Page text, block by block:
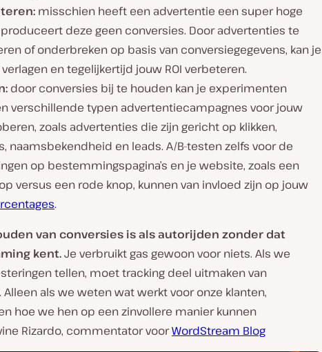
misschien heeft een advertentie een super hoge
produceert deze geen conversies. Door advertenties te
of onderbreken op basis van conversiegegevens, kan je
en tegelijkertijd jouw ROI verbeteren.
door conversies bij te houden kan je experimenten
verschillende typen advertentiecampagnes voor jouw
zoals advertenties die zijn gericht op klikken,
naamsbekendheid en leads. A/B-testen zelfs voor de
op bestemmingspagina’s en je website, zoals een
versus een rode knop, kunnen van invloed zijn op jouw
.
van conversies is als autorijden zonder dat
kent.Je verbruikt gas gewoon voor niets. Als we
tellen, moet tracking deel uitmaken van
Alleen als we weten wat werkt voor onze klanten,
hoe we hen op een zinvollere manier kunnen
Rizardo, commentator voorWordStream Blog